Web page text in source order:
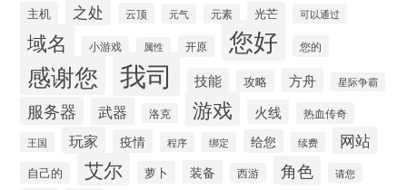
主机 之处 云顶 元气 元素 光芒 可以通过
域名 小游戏 属性 开原 您好 您的
感谢您 我司 技能 攻略 方舟 星际争霸
服务器 武器 洛克 游戏 火线 热血传奇
王国 玩家 疫情 程序 绑定 给您 续费 网站
自己的 艾尔 萝卜 装备 西游 角色 请您